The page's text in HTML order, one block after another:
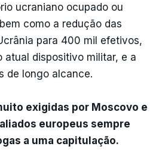
ucraniano ocupado ou
como a redução das
para 400 mil efetivos,
atual dispositivo militar, e a
de longo alcance.
exigidas por Moscovo e
europeus sempre
a uma capitulação.